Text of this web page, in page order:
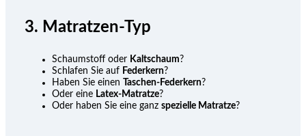
3. Matratzen-Typ
Schaumstoff oder Kaltschaum ?
Schlafen Sie auf Federkern?
Haben Sie einen
Taschen-Federkern?
Oder eine Latex-Matratze?
Oder haben Sie eine ganz spezielle Matratze?